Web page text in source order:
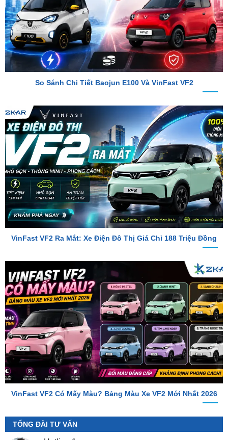
So Sánh Chi Tiết Baojun E100 Và VinFast VF2
VinFast VF2 Ra Mắt: Xe Điện Đô Thị Giá Chỉ 188 Triệu Đồng
VinFast VF2 Có Mấy Màu? Bảng Màu Xe VF2 Mới Nhất 2026
TỔNG ĐÀI TƯ VẤN
Hotline 1
0987.801.029